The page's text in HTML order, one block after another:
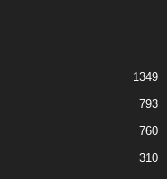
1349
793
760
310